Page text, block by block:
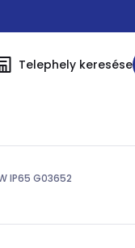
Telephely keresése
IP65 G03652